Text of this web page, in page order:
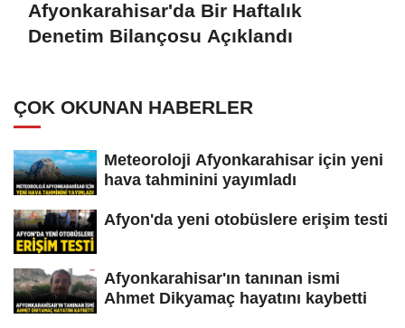
Afyonkarahisar'da Bir Haftalık
Denetim Bilançosu Açıklandı
ÇOK OKUNAN HABERLER
Meteoroloji Afyonkarahisar için yeni
hava tahminini yayımladı
Afyon'da yeni otobüslere erişim testi
Afyonkarahisar'ın tanınan ismi
Ahmet Dikyamaç hayatını kaybetti